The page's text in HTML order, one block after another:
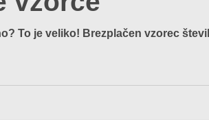
To je veliko! Brezplačen vzorec